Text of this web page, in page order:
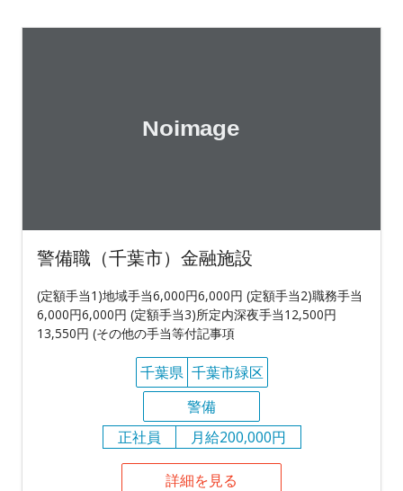
警備職（千葉市）金融施設
(定額手当1)地域手当6,000円6,000円 (定額手当2)職務手当
6,000円6,000円 (定額手当3)所定内深夜手当12,500円
13,550円 (その他の手当等付記事項
千葉県 千葉市緑区
警備
正社員
月給200,000円
詳細を見る